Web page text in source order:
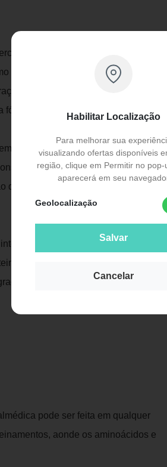
Habilitar Localização
Para melhorar sua
visualizando ofertas disponíveis
região, clique em Permitir no pop-
aparecerá em seu
Geolocalização
Salvar
Cancelar
Sinister Mass
resultado em volume de massa
muscular e ainda fornece mais
treinos constantes e uma
seja feito de modo
de proteínas, carboidratos e
de duas proteínas de alto
isolate), um carboidrato de
(waxy maize).
pode ser feita em qualquer
aonde os aminoácidos e